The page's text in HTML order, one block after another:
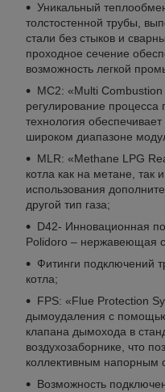
Уникальный
толстостенной трубы,
стали без стыков и
проходное сечение
возможность легкой
MC2: «Multi
регулирование процесса
технология
широком диапазоне
MLR: «Methane LPG
котла как на метане, так
использования
другой тип газа;
D42- Инновационная
Polidoro – нержавеющая
Фитинги подключений
котла;
FPS: «Flue Protection
дымоудаления с помощью
клапана дымохода в
воздухозаборнике, что
коллективным напорным
Возможность